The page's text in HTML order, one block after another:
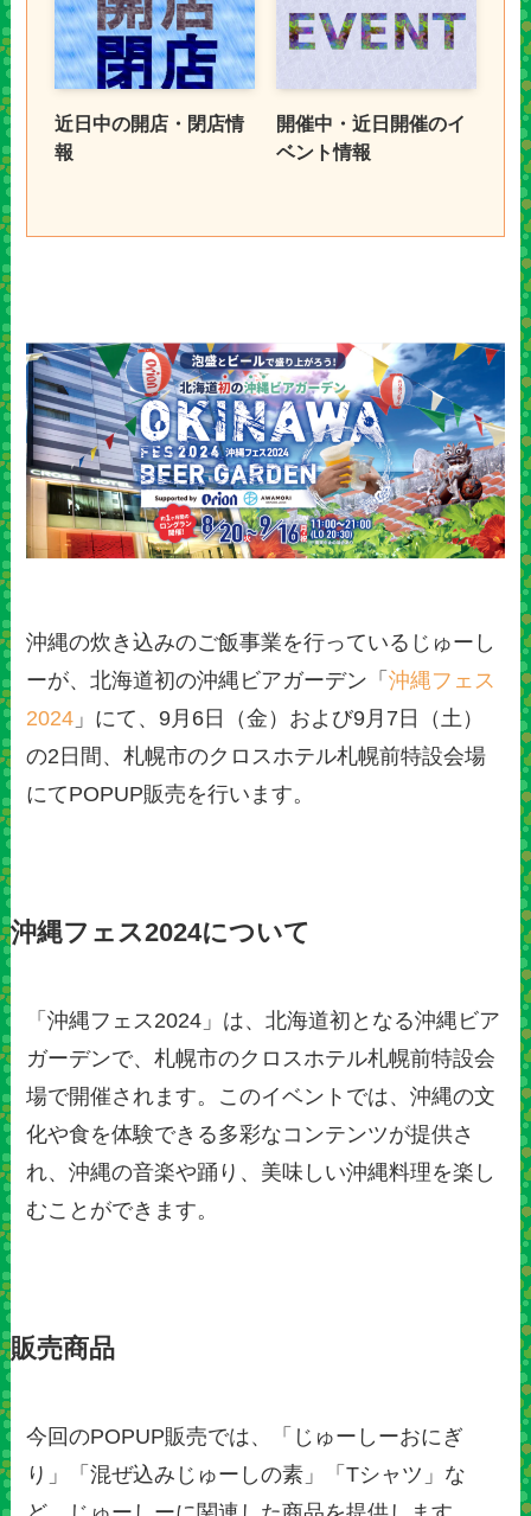
近日中の開店・閉店情
報
開催中・近日開催のイ
ベント情報
沖縄の炊き込みのご飯事業を行っているじゅーし
ーが、北海道初の沖縄ビアガーデン「沖縄フェス
2024 」にて、9月6日（金）および9月7日（土）
の2日間、札幌市のクロスホテル札幌前特設会場
にてPOPUP販売を行います。
沖縄フェス2024について
「沖縄フェス2024」は、北海道初となる沖縄ビア
ガーデンで、札幌市のクロスホテル札幌前特設会
場で開催されます。このイベントでは、沖縄の文
化や食を体験できる多彩なコンテンツが提供さ
れ、沖縄の音楽や踊り、美味しい沖縄料理を楽し
むことができます。
販売商品
今回のPOPUP販売では、「じゅーしーおにぎ
り」「混ぜ込みじゅーしの素」「Tシャツ」な